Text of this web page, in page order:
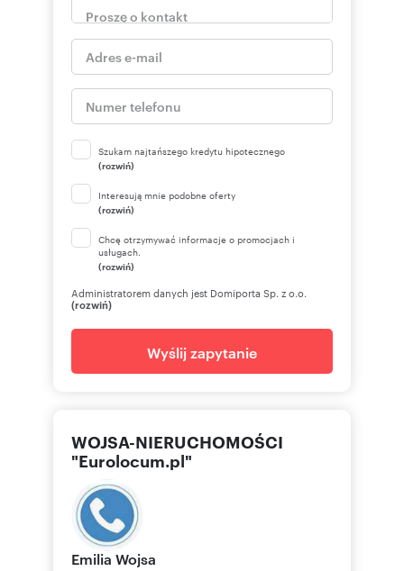
Szukam najtańszego kredytu hipotecznego
(rozwiń)
Interesują mnie podobne oferty
(rozwiń)
Chcę otrzymywać informacje o promocjach i
usługach.
(rozwiń)
Administratorem danych jest Domiporta Sp. z o.o.
(rozwiń)
Wyślij zapytanie
WOJSA-NIERUCHOMOŚCI
"Eurolocum.pl"
Emilia Wojsa